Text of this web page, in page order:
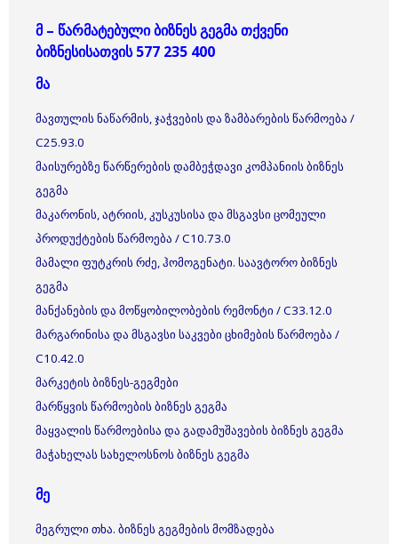
მ – წარმატებული ბიზნეს გეგმა თქვენი
ბიზნესისათვის 577 235 400
მა
მავთულის ნაწარმის, ჯაჭვების და ზამბარების წარმოება /
C25.93.0
მაისურებზე წარწერების დამბეჭდავი კომპანიის ბიზნეს
გეგმა
მაკარონის, ატრიის, კუსკუსისა და მსგავსი ცომეული
პროდუქტების წარმოება / C10.73.0
მამალი ფუტკრის რძე, ჰომოგენატი. საავტორო ბიზნეს
გეგმა
მანქანების და მოწყობილობების რემონტი / C33.12.0
მარგარინისა და მსგავსი საკვები ცხიმების წარმოება /
C10.42.0
მარკეტის ბიზნეს-გეგმები
მარწყვის წარმოების ბიზნეს გეგმა
მაყვალის წარმოებისა და გადამუშავების ბიზნეს გეგმა
მაჭახელას სახელოსნოს ბიზნეს გეგმა
მე
მეგრული თხა. ბიზნეს გეგმების მომზადება